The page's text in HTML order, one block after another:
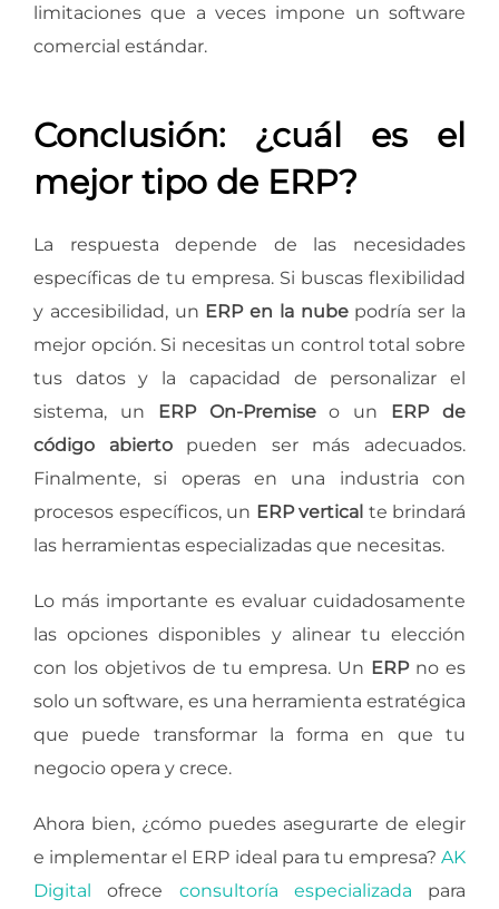
limitaciones que a veces impone un software
comercial estándar.
Conclusión: ¿cuál es el
mejor tipo de ERP?
La respuesta depende de las necesidades
específicas de tu empresa. Si buscas flexibilidad
y accesibilidad, un ERP en la nubepodría ser la
mejor opción. Si necesitas un control total sobre
tus datos y la capacidad de personalizar el
sistema, un ERP On-Premiseo un ERP de
código abiertopueden ser más adecuados.
Finalmente, si operas en una industria con
procesos específicos, un ERP vertical te brindará
las herramientas especializadas que necesitas.
Lo más importante es evaluar cuidadosamente
las opciones disponibles y alinear tu elección
con los objetivos de tu empresa. Un ERPno es
solo un software, es una herramienta estratégica
que puede transformar la forma en que tu
negocio opera y crece.
Ahora bien, ¿cómo puedes asegurarte de elegir
e implementar el ERP ideal para tu empresa? AK
Digital ofrece consultoría especializada para